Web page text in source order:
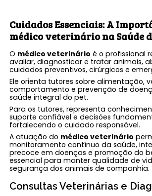
Cuidados Essenciais: A
médico veterináriona Saúde
O médico veterinário é o profissional
avaliar, diagnosticar e tratar animais,
cuidados preventivos, cirúrgicos e
Ele orienta tutores sobre alimentação,
comportamento e prevenção de
saúde integral do pet.
Para os tutores, representa
suporte confiável e decisões
fortalecendo o cuidado responsável.
A atuação do médico veterinário
monitoramento contínuo da saúde,
precoce em doenças e promoção do
essencial para manter qualidade de
segurança dos animais de companhia.
Consultas Veterinárias e